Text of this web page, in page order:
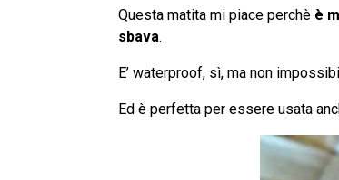
Questa matita mi piace perchè è
sbava.
E’ waterproof, sì, ma non
Ed è perfetta per essere usata